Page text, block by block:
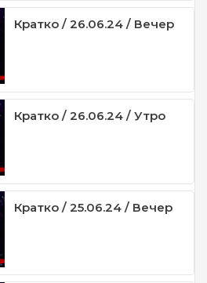
Кратко / 26.06.24 / Вечер
Кратко / 26.06.24 / Утро
Кратко / 25.06.24 / Вечер